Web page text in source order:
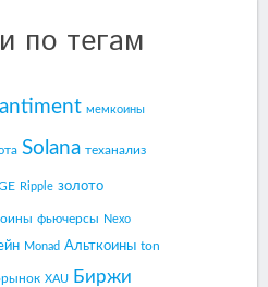
по тегам
мемкоины
Solana теханализ
Ripple золото
фьючерсы Nexo
Monad Альткоины ton
XAU Биржи